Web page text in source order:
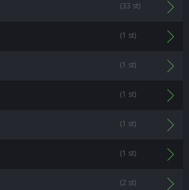
(33 st)
(1 st)
(1 st)
(1 st)
(1 st)
(1 st)
(2 st)